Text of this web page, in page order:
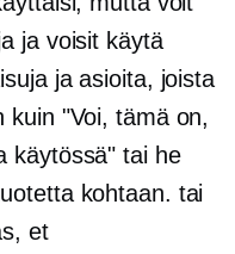
ja voisit käytä
ja asioita, joista
kuin "Voi, tämä on,
käytössä" tai he
kohtaan. tai
et